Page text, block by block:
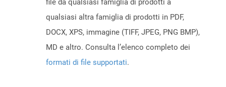
file da qualsiasi famiglia di prodotti a
qualsiasi altra famiglia di prodotti in PDF,
DOCX, XPS, immagine (TIFF, JPEG, PNG BMP),
MD e altro. Consulta l’elenco completo dei
formati di file supportati.